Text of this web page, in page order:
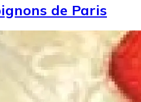
de Paris